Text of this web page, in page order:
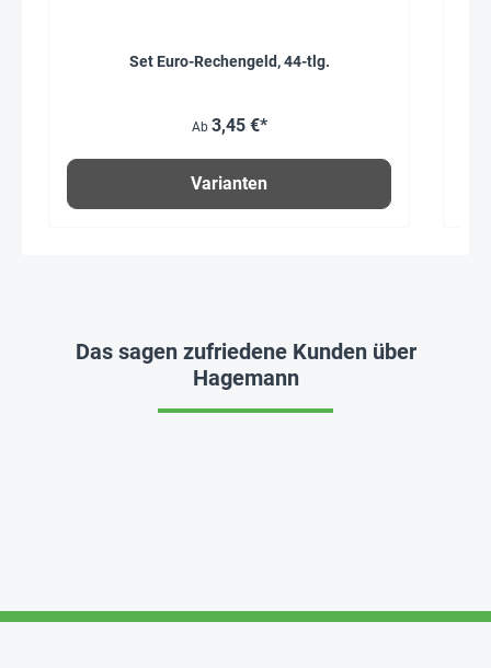
Set Euro-Rechengeld, 44-tlg.
Ab 3,45 €*
Varianten
Das sagen zufriedene Kunden über
Hagemann